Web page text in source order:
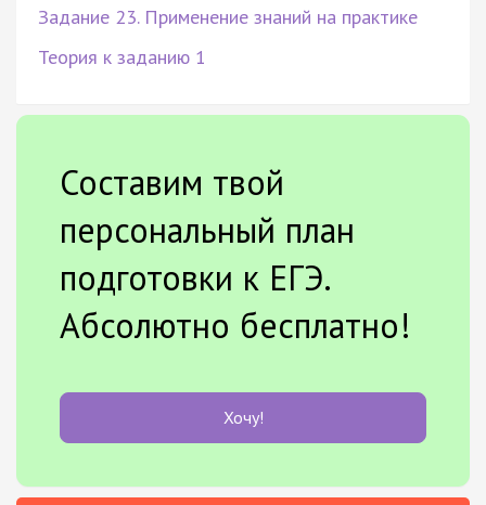
Задание 23. Применение знаний на практике
Теория к заданию 1
Составим твой
персональный план
подготовки к ЕГЭ.
Абсолютно бесплатно!
Хочу!